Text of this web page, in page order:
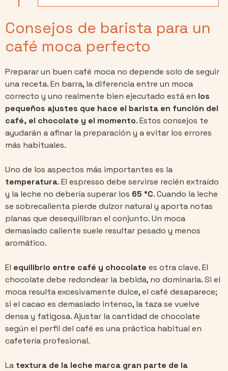
Consejos de barista para un
café moca perfecto
Preparar un buen café moca no depende solo de seguir
una receta. En barra, la diferencia entre un moca
correcto y uno realmente bien ejecutado está en los
pequeños ajustes que hace el barista en función del
café, el chocolate y el momento. Estos consejos te
ayudarán a afinar la preparación y a evitar los errores
más habituales.
Uno de los aspectos más importantes es la
temperatura. El espresso debe servirse recién extraído
y la leche no debería superar los 65 °C. Cuando la leche
se sobrecalienta pierde dulzor natural y aporta notas
planas que desequilibran el conjunto. Un moca
demasiado caliente suele resultar pesado y menos
aromático.
El equilibrio entre café y chocolate es otra clave. El
chocolate debe redondear la bebida, no dominarla. Si el
moca resulta excesivamente dulce, el café desaparece;
si el cacao es demasiado intenso, la taza se vuelve
densa y fatigosa. Ajustar la cantidad de chocolate
según el perfil del café es una práctica habitual en
cafetería profesional.
La textura de la leche marca gran parte de la